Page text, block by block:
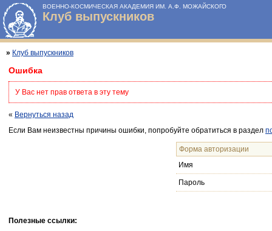
ВОЕННО-КОСМИЧЕСКАЯ АКАДЕМИЯ ИМ. А.Ф. МОЖАЙСКОГО
Клуб выпускников
» Клуб выпускников
Ошибка
У Вас нет прав ответа в эту тему
« Вернуться назад
Если Вам неизвестны причины ошибки, попробуйте обратиться в раздел
Форма авторизации
Имя
Пароль
Полезные ссылки: